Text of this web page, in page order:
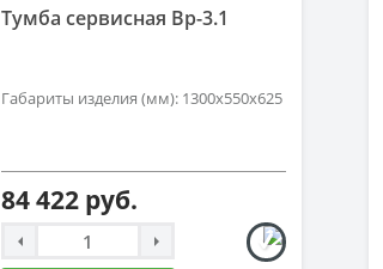
Тумба сервисная Вр-3.1
Габариты изделия (мм): 1300х550х625
84 422 руб.